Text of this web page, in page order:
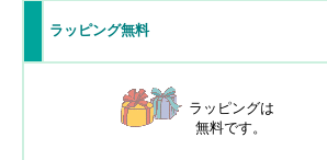
ラッピング無料
ラッピングは
無料です。